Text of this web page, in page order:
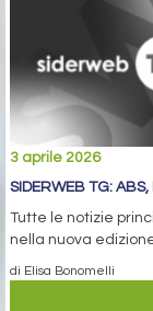
3 aprile 2026
SIDERWEB TG:
Tutte le notizie
nella nuova
di Elisa Bonomelli